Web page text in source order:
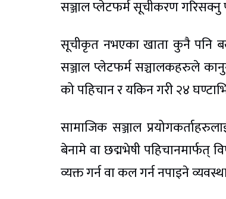
सञ्जाल प्लेटफर्म सूचीकरण गरिसक्नु
सूचीकृत नभएका खाता कुनै पनि
सञ्जाल प्लेटफर्म सञ्चालकहरुले
को पहिचान र यकिन गरी २४
सामाजिक सञ्जाल
बेनामे वा छद्मभेषी पहिचानमार्फत्
व्यक्त गर्न वा कल गर्न नपाइने